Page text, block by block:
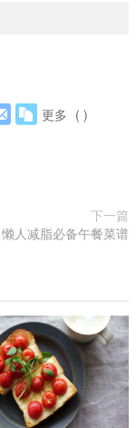
更多 ( )
下一篇
懒人减脂必备午餐菜谱